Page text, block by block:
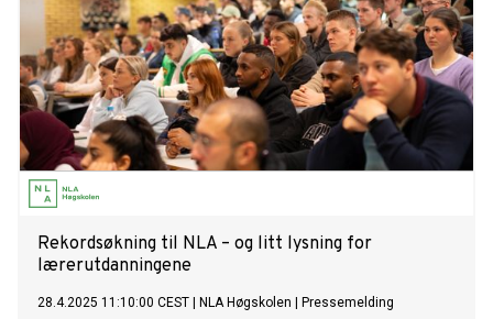
Rekordsøkning til NLA – og litt lysning for
lærerutdanningene
28.4.2025 11:10:00 CEST NLA Høgskolen Pressemelding